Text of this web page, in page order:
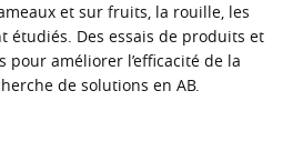
et sur fruits, la rouille, les
étudiés. Des essais de produits et
pour améliorer l’efficacité de la
de solutions en AB.